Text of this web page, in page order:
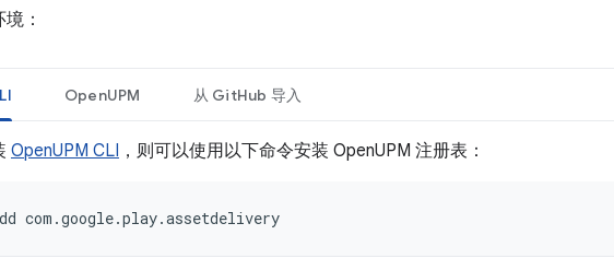
：
OpenUPM 从 GitHub 导入
OpenUPM CLI ，则可以使用以下命令安装 OpenUPM 注册表：
com.google.play.assetdelivery